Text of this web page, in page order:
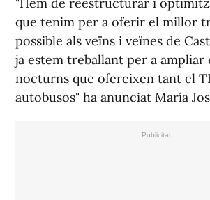
"Hem de reestructurar i
que tenim per a oferir el millor
possible als veïns i veïnes de
ja estem treballant per a ampliar
nocturns que ofereixen tant el
autobusos" ha anunciat María